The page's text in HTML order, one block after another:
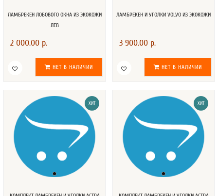
ЛАМБРЕКЕН ЛОБОВОГО ОКНА ИЗ ЭКОКОЖИ
ЛЕВ
2 000.00 р.
НЕТ В НАЛИЧИИ
ЛАМБРЕКЕН И УГОЛКИ VOLVO ИЗ ЭКОКОЖИ
3 900.00 р.
НЕТ В НАЛИЧИИ
ХИТ ХИТ